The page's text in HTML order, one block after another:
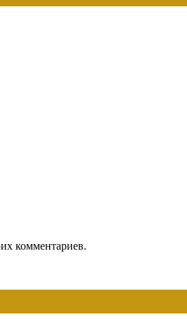
комментариев.